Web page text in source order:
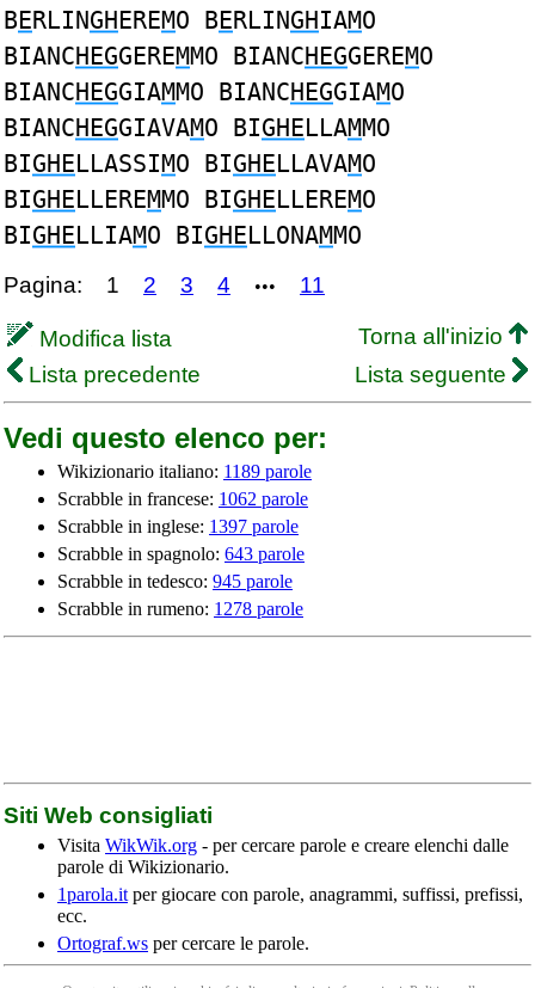
BERLINGHEREMO BERLINGHIAMO
BIANCHEGGEREMMO BIANCHEGGEREMO
BIANCHEGGIAMMO BIANCHEGGIAMO
BIANCHEGGIAVAMO BIGHELLAMMO
BIGHELLASSIMO BIGHELLAVAMO
BIGHELLEREMMO BIGHELLEREMO
BIGHELLIAMO BIGHELLONAMMO
Pagina: 1 2 3 4 ••• 11
Modifica lista
Torna all'inizio
Lista precedente
Lista seguente
Vedi questo elenco per:
Wikizionario italiano: 1189 parole
Scrabble in francese: 1062 parole
Scrabble in inglese: 1397 parole
Scrabble in spagnolo: 643 parole
Scrabble in tedesco: 945 parole
Scrabble in rumeno: 1278 parole
Siti Web consigliati
Visita WikWik.org - per cercare parole e creare elenchi dalle
parole di Wikizionario.
1parola.it per giocare con parole, anagrammi, suffissi, prefissi,
ecc.
Ortograf.ws per cercare le parole.